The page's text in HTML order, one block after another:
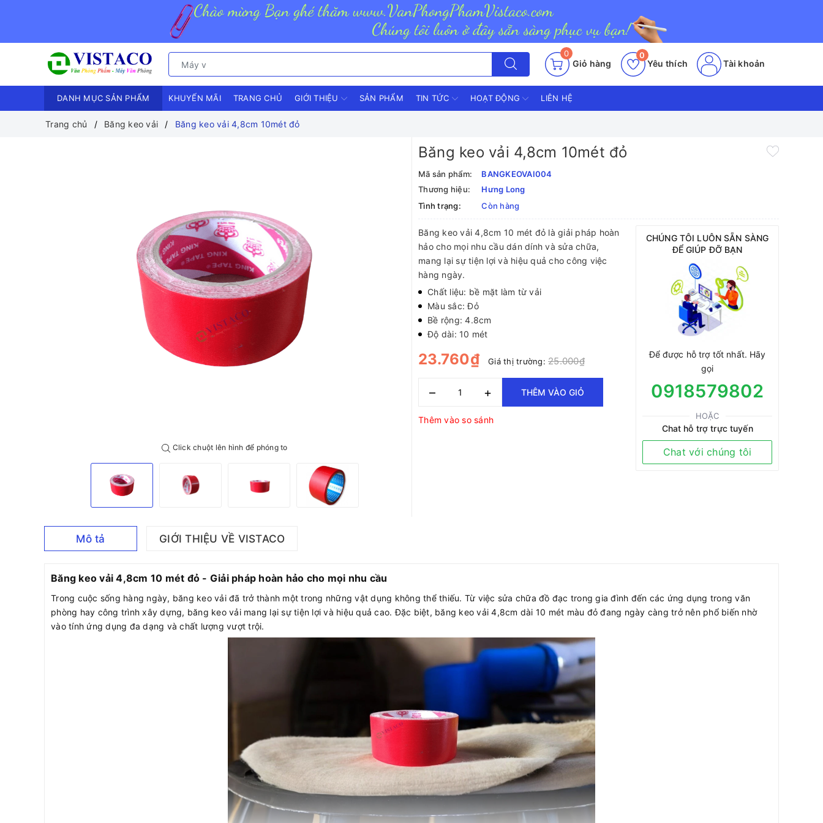
0
Giỏ hàng Yêu thích
0
Tài khoản
DANH MỤC SẢN PHẨM KHUYẾN MÃI TRANG CHỦ GIỚI THIỆU SẢN PHẨM TIN TỨC HOẠT ĐỘNG LIÊN HỆ
Trang chủ Băng keo vải Băng keo vải 4,8cm 10mét đỏ
Click chuột lên hình để phóng to
Băng keo vải 4,8cm 10mét đỏ
Mã sản phẩm:
BANGKEOVAI004
Thương hiệu:
Hưng Long
Tình trạng:
Còn hàng
Băng keo vải 4,8cm 10 mét đỏ là giải pháp hoàn
hảo cho mọi nhu cầu dán dính và sửa chữa,
mang lại sự tiện lợi và hiệu quả cho công việc
hàng ngày.
Chất liệu: bề mặt làm từ vải
Màu sắc: Đỏ
Bề rộng: 4.8cm
Độ dài: 10 mét
23.760₫ Giá thị trường: 25.000₫
– + THÊM VÀO GIỎ
Thêm vào so sánh
CHÚNG TÔI LUÔN SẴN SÀNG
ĐỂ GIÚP ĐỠ BẠN
Để được hỗ trợ tốt nhất. Hãy
gọi
0918579802
HOẶC
Chat hỗ trợ trực tuyến
Chat với chúng tôi
Mô tả GIỚI THIỆU VỀ VISTACO
Băng keo vải 4,8cm 10 mét đỏ - Giải pháp hoàn hảo cho mọi nhu cầu
Trong cuộc sống hàng ngày, băng keo vải đã trở thành một trong những vật dụng không thể thiếu. Từ việc sửa chữa đồ đạc trong gia đình đến các ứng dụng trong văn
phòng hay công trình xây dựng, băng keo vải mang lại sự tiện lợi và hiệu quả cao. Đặc biệt, băng keo vải 4,8cm dài 10 mét màu đỏ đang ngày càng trở nên phổ biến nhờ
vào tính ứng dụng đa dạng và chất lượng vượt trội.